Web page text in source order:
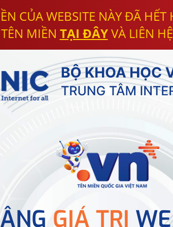
CỦA WEBSITE NÀY ĐÃ
MIỀN TẠI ĐÂYVÀ LIÊN
GIÁ TRỊ